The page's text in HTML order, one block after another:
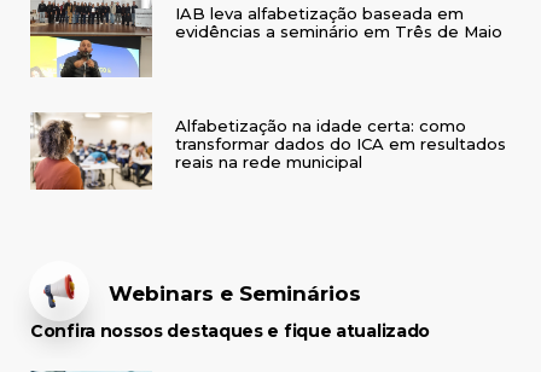
IAB leva alfabetização baseada em
evidências a seminário em Três de Maio
Alfabetização na idade certa: como
transformar dados do ICA em resultados
reais na rede municipal
Webinars e Seminários
Confira nossos destaques e fique atualizado